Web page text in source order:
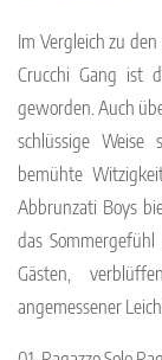
Im Vergleich zu
Crucchi Gang ist
geworden. Auch
schlüssige Weise
bemühte
Abbrunzati Boys
das
Gästen,
angemessener